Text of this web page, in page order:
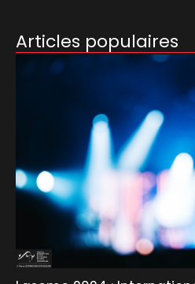
Articles populaires